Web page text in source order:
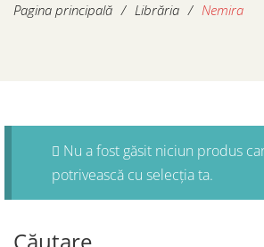
Pagina principală / Librăria / Nemira
Nu a fost găsit niciun produs
potrivească cu selecția ta.